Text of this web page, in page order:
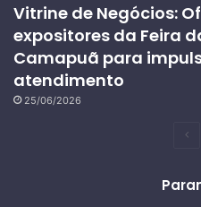
Vitrine de Negócios:
expositores da Feira
Camapuã para
atendimento
25/06/2026